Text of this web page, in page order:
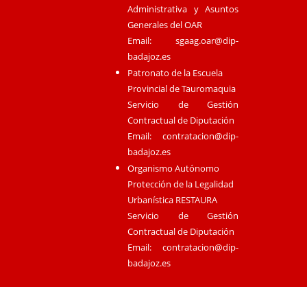
Administrativa y Asuntos
Generales del OAR
Email:sgaag.oar@dip-
badajoz.es
Patronato de la Escuela
Provincial de Tauromaquia
Servicio de Gestión
Contractual de Diputación
Email:contratacion@dip-
badajoz.es
Organismo Autónomo
Protección de la Legalidad
Urbanística RESTAURA
Servicio de Gestión
Contractual de Diputación
Email:contratacion@dip-
badajoz.es